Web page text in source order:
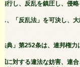
行し、反乱を鎮圧し、侵略
、「反乱法」を可決し、
典」第252条は、連邦権力
に対する違法な妨害、連